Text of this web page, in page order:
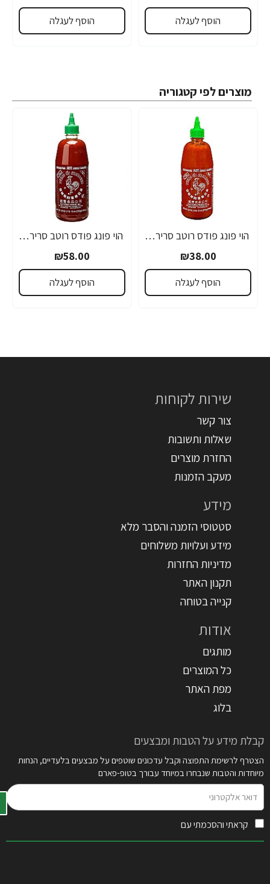
הוסף לעגלה הוסף לעגלה
מוצרים לפי קטגוריה
הוי פונג פודס רוטב סריראצ'ה פלפל צ'ילי חריף 435 גרם - מבית HUY FONG FOODS
₪38.00
הוסף לעגלה
הוי פונג פודס רוטב סריראצ'ה פלפל צ'ילי חריף 793 גרם - מבית HUY FONG FOODS
₪58.00
הוסף לעגלה
שירות לקוחות
צור קשר
שאלות ותשובות
החזרת מוצרים
מעקב הזמנות
מידע
סטטוסי הזמנה והסבר מלא
מידע ועלויות משלוחים
מדיניות החזרות
תקנון האתר
קנייה בטוחה
אודות
מותגים
כל המוצרים
מפת האתר
בלוג
קבלת מידע על הטבות ומבצעים
הצטרף לרשימת התפוצה וקבל עדכונים שוטפים על מבצעים בלעדיים, הנחות
מיוחדות והטבות שנבחרו במיוחד עבורך בטופ-פארם
אלקטרוני
קראתי והסכמתי עם